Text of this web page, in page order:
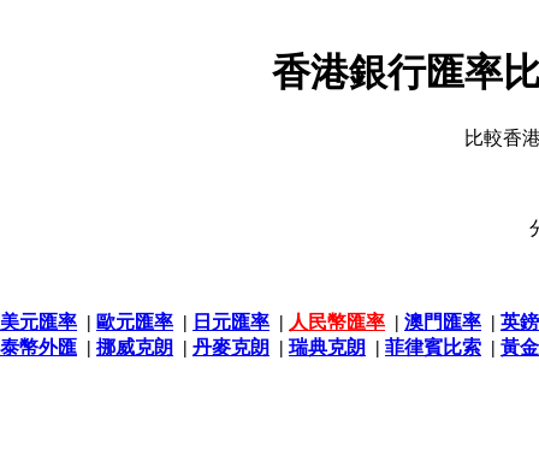
香港銀行匯率
比較香
美元匯率 | 歐元匯率 | 日元匯率 | 人民幣匯率 | 澳門匯率 | 英
泰幣外匯 | 挪威克朗 | 丹麥克朗 | 瑞典克朗 | 菲律賓比索 | 黃